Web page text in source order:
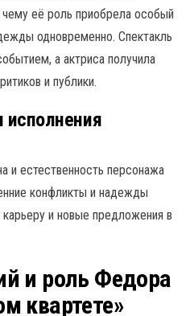
её роль приобрела особый
одновременно. Спектакль
а актриса получила
и публики.
и естественность персонажа
конфликты и надежды
и новые предложения в
и роль Федора
квартете»